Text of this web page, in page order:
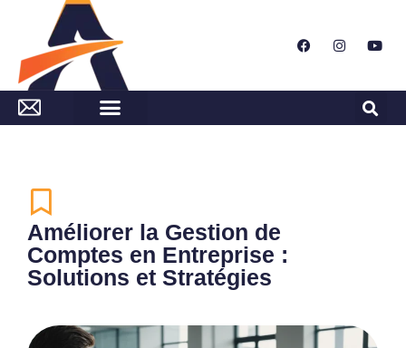
Améliorer la Gestion de
Comptes en Entreprise :
Solutions et Stratégies